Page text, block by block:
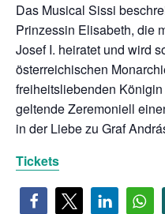
Das Musical Sissi
Prinzessin Elisabeth, die
Josef I. heiratet und wird
österreichischen
freiheitsliebenden Königin
geltende Zeremoniell
in der Liebe zu Graf
Tickets